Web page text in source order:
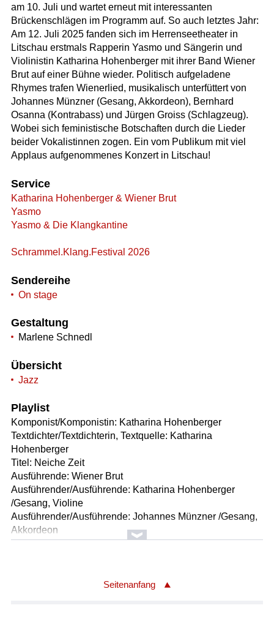
am 10. Juli und wartet erneut mit interessanten
Brückenschlägen im Programm auf. So auch letztes Jahr:
Am 12. Juli 2025 fanden sich im Herrenseetheater in
Litschau erstmals Rapperin Yasmo und Sängerin und
Violinistin Katharina Hohenberger mit ihrer Band Wiener
Brut auf einer Bühne wieder. Politisch aufgeladene
Rhymes trafen Wienerlied, musikalisch unterfüttert von
Johannes Münzner (Gesang, Akkordeon), Bernhard
Osanna (Kontrabass) und Jürgen Groiss (Schlagzeug).
Wobei sich feministische Botschaften durch die Lieder
beider Vokalistinnen zogen. Ein vom Publikum mit viel
Applaus aufgenommenes Konzert in Litschau!
Service
Katharina Hohenberger & Wiener Brut
Yasmo
Yasmo & Die Klangkantine
Schrammel.Klang.Festival 2026
Sendereihe
On stage
Gestaltung
Marlene Schnedl
Übersicht
Jazz
Playlist
Komponist/Komponistin: Katharina Hohenberger
Textdichter/Textdichterin, Textquelle: Katharina
Hohenberger
Titel: Neiche Zeit
Ausführende: Wiener Brut
Ausführender/Ausführende: Katharina Hohenberger
/Gesang, Violine
Ausführender/Ausführende: Johannes Münzner /Gesang,
Akkordeon
Ausführender/Ausführende: Bernhard Osanna
Seitenanfang